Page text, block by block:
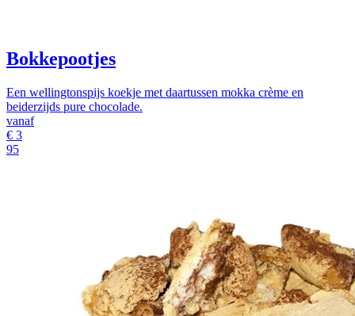
Bokkepootjes
Een wellingtonspijs koekje met daartussen mokka crème en
beiderzijds pure chocolade.
vanaf
€ 3
95